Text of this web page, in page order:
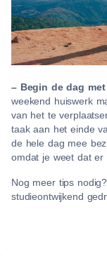
– Begin de dag
weekend huiswerk
van het te
taak aan het einde
de hele dag mee
omdat je weet dat er
Nog meer tips
studieontwijkend